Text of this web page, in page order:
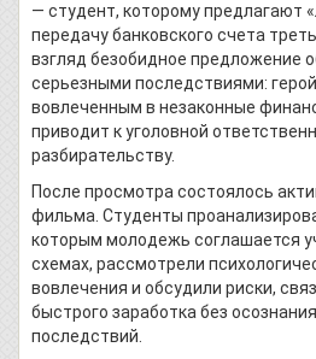
— студент, которому предлагают
передачу банковского счета
взгляд безобидное предложение
серьезными последствиями:
вовлеченным в незаконные
приводит к уголовной
разбирательству.
После просмотра состоялось
фильма. Студенты
которым молодежь соглашается
схемах, рассмотрели
вовлечения и обсудили риски,
быстрого заработка без
последствий.